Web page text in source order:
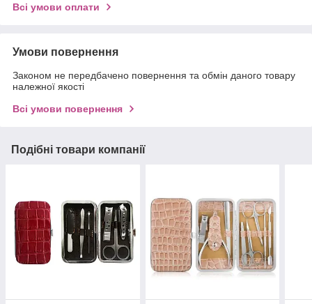
Всі умови оплати
Умови повернення
Законом не передбачено повернення та обмін даного товару
належної якості
Всі умови повернення
Подібні товари компанії